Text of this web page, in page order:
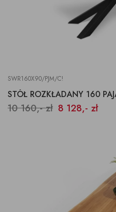
SWR160X90/PJM/C!
10 160,- zł 8 128,- zł